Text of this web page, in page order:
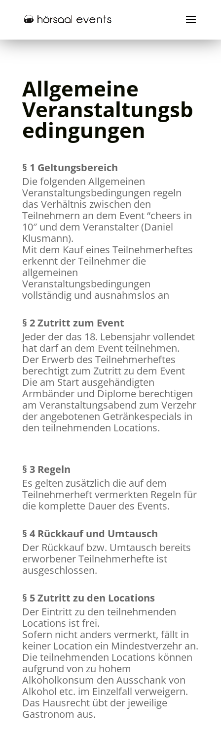
Allgemeine
Veranstaltungsb
edingungen
§ 1 Geltungsbereich
Die folgenden Allgemeinen
Veranstaltungsbedingungen regeln
das Verhältnis zwischen den
Teilnehmern an dem Event “cheers in
10″ und dem Veranstalter (Daniel
Klusmann).
Mit dem Kauf eines Teilnehmerheftes
erkennt der Teilnehmer die
allgemeinen
Veranstaltungsbedingungen
vollständig und ausnahmslos an
§ 2 Zutritt zum Event
Jeder der das 18. Lebensjahr vollendet
hat darf an dem Event teilnehmen.
Der Erwerb des Teilnehmerheftes
berechtigt zum Zutritt zu dem Event
Die am Start ausgehändigten
Armbänder und Diplome berechtigen
am Veranstaltungsabend zum Verzehr
der angebotenen Getränkespecials in
den teilnehmenden Locations.
§ 3 Regeln
Es gelten zusätzlich die auf dem
Teilnehmerheft vermerkten Regeln für
die komplette Dauer des Events.
§ 4 Rückkauf und Umtausch
Der Rückkauf bzw. Umtausch bereits
erworbener Teilnehmerhefte ist
ausgeschlossen.
§ 5 Zutritt zu den Locations
Der Eintritt zu den teilnehmenden
Locations ist frei.
Sofern nicht anders vermerkt, fällt in
keiner Location ein Mindestverzehr an.
Die teilnehmenden Locations können
aufgrund von zu hohem
Alkoholkonsum den Ausschank von
Alkohol etc. im Einzelfall verweigern.
Das Hausrecht übt der jeweilige
Gastronom aus.